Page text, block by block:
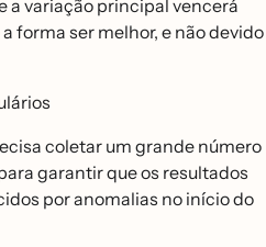
a variação principal vencerá
forma ser melhor, e não devido
coletar um grande número
garantir que os resultados
por anomalias no início do